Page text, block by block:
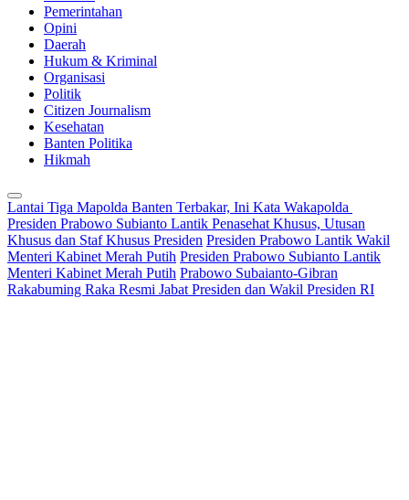
Pemerintahan
Opini
Daerah
Hukum & Kriminal
Organisasi
Politik
Citizen Journalism
Kesehatan
Banten Politika
Hikmah
Lantai Tiga Mapolda Banten Terbakar, Ini Kata Wakapolda
Presiden Prabowo Subianto Lantik Penasehat Khusus, Utusan
Khusus dan Staf Khusus Presiden Presiden Prabowo Lantik Wakil
Menteri Kabinet Merah Putih Presiden Prabowo Subianto Lantik
Menteri Kabinet Merah Putih Prabowo Subaianto-Gibran
Rakabuming Raka Resmi Jabat Presiden dan Wakil Presiden RI